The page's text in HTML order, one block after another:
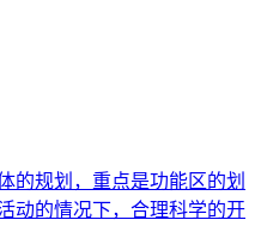
的规划，重点是功能区的划
动的情况下，合理科学的开